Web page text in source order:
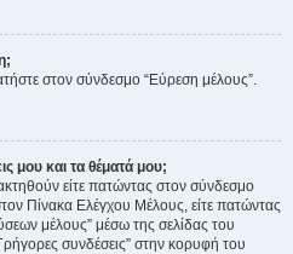
στον σύνδεσμο “Εύρεση μέλους”.
μου και τα θέματά μου;
είτε πατώντας στον σύνδεσμο
Πίνακα Ελέγχου Μέλους, είτε πατώντας
μέλους” μέσω της σελίδας του
συνδέσεις” στην κορυφή του